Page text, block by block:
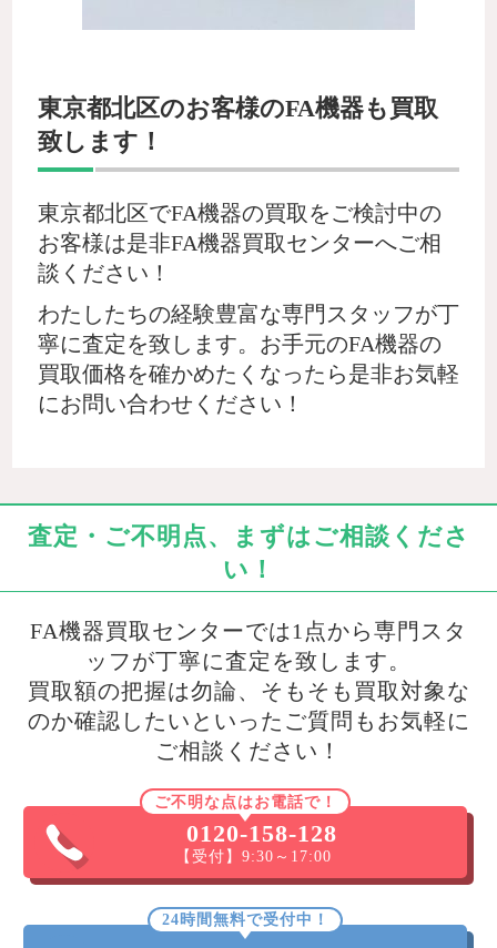
東京都北区のお客様のFA機器も買取
致します！
東京都北区でFA機器の買取をご検討中の
お客様は是非FA機器買取センターへご相
談ください！
わたしたちの経験豊富な専門スタッフが丁
寧に査定を致します。お手元のFA機器の
買取価格を確かめたくなったら是非お気軽
にお問い合わせください！
査定・ご不明点、まずはご相談くださ
い！
FA機器買取センターでは1点から専門スタ
ッフが丁寧に査定を致します。
買取額の把握は勿論、そもそも買取対象な
のか確認したいといったご質問もお気軽に
ご相談ください！
ご不明な点はお電話で！
0120-158-128
【受付】9:30～17:00
24時間無料で受付中！